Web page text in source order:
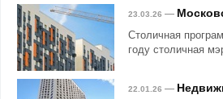
23.03.26 —
Столичная
году столичная
22.01.26 —